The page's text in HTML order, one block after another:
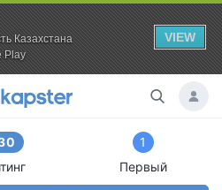
Казахстана
Play
VIEW
1
Первый